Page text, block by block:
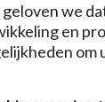
we
en